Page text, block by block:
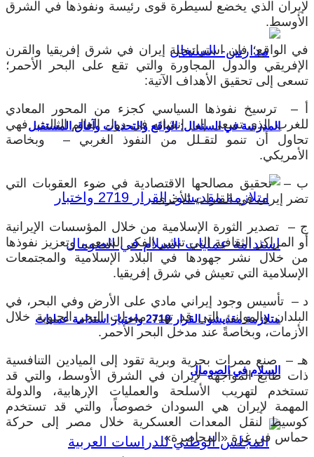
المدرسة في السنغال: الواقع والتحديات وآفاق المستقبل
متلازمة مقديشو: القرار 2719 واختبار استدامة عمليات
السلام في الصومال
لإيران الذي يخضع لسيطرة قوى رئيسة ونفوذها في الشرق
الأوسط.
في الواقع؛ فإن استراتيجية إيران في شرق إفريقيا والقرن
الإفريقي والدول المجاورة والتي تقع على البحر الأحمر؛
تسعى إلى تحقيق الأهداف الآتية:
أ – ترسيخ نفوذها السياسي كجزء من المحور المعادي
للغرب الذي تسعى إلى إنشائه في دول العالم الثالث، فهي
تحاول أن تنمو لتقـلل من النفوذ الغربي – وبخاصة
الأمريكي.
ب – تحقيق مصالحها الاقتصادية في ضوء العقوبات التي
تضر إيران في القارات الأخرى.
ج – تصدير الثورة الإسلامية من خلال المؤسسات الإيرانية
أو المراكز الثقافية التي تنشر الفكر الشيعي، وتعزيز نفوذها
من خلال نشر جهودها في البلاد الإسلامية والمجتمعات
الإسلامية التي تعيش في شرق إفريقيا.
د – تأسيس وجود إيراني مادي على الأرض وفي البحر، في
البلدان والموانئ التي قد تهدد ممرات البحر الحيوية خلال
الأزمات، وبخاصةً عند مدخل البحر الأحمر.
هـ – صنع ممرات بحرية وبرية تقود إلى الميادين التنافسية
ذات طابع المواجهة لإيران في الشرق الأوسط، والتي قد
تستخدم لتهريب الأسلحة والعمليات الإرهابية، والدولة
المهمة لإيران هي السودان خصوصاً، والتي قد تستخدم
كوسيط لنقل المعدات العسكرية خلال مصر إلى حركة
حماس في غزة «المحاصرة».